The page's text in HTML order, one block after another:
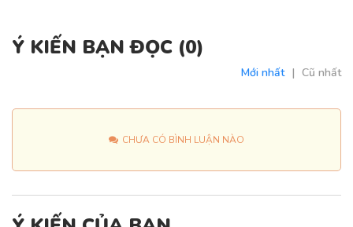
Ý KIẾN BẠN ĐỌC (0)
Mới nhất | Cũ nhất
CHƯA CÓ BÌNH LUẬN NÀO